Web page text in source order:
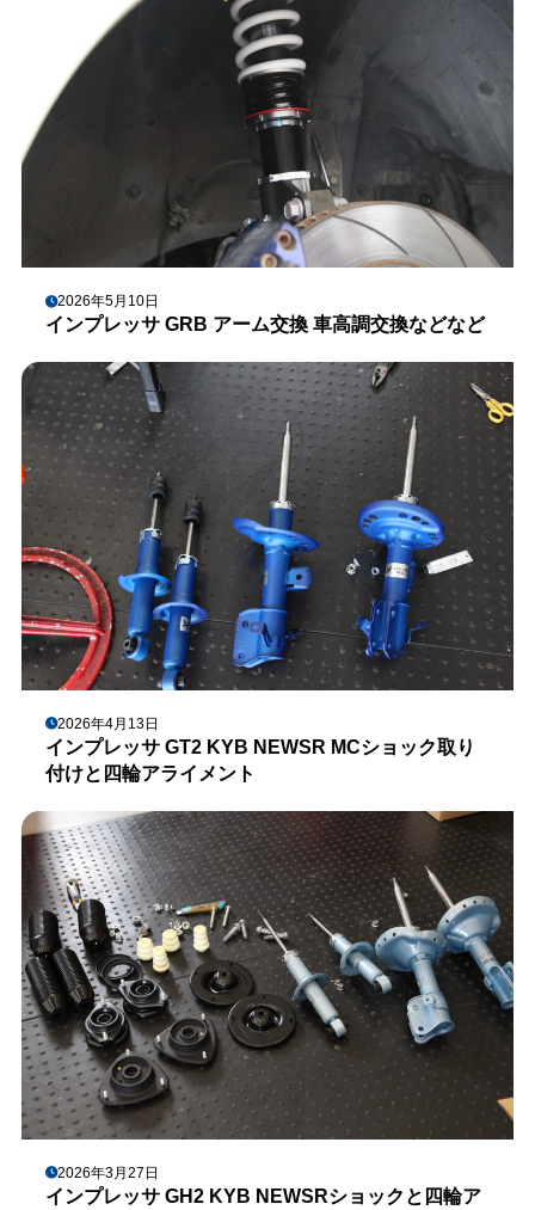
2026年5月10日
インプレッサ GRB アーム交換 車高調交換などなど
2026年4月13日
インプレッサ GT2 KYB NEWSR MCショック取り
付けと四輪アライメント
2026年3月27日
インプレッサ GH2 KYB NEWSRショックと四輪ア